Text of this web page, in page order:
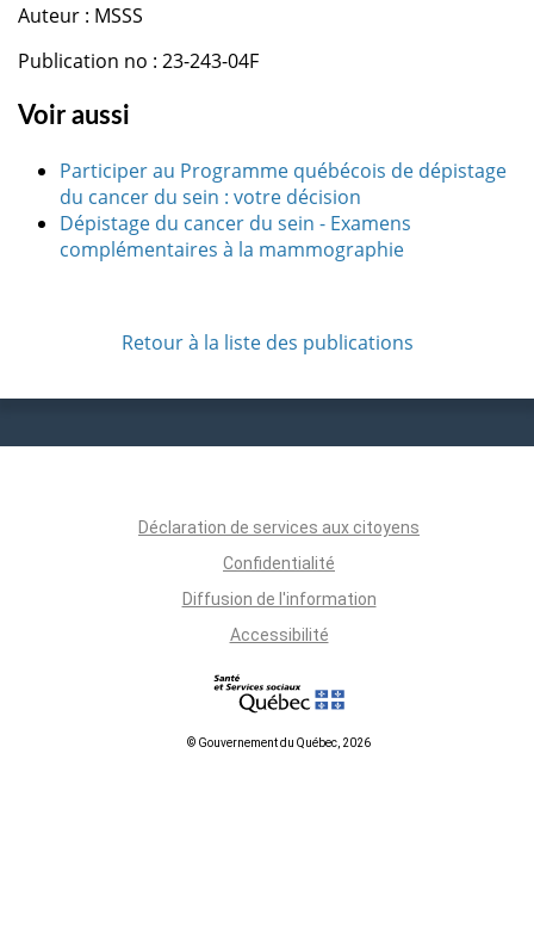
Auteur : MSSS
Publication no : 23-243-04F
Voir aussi
Participer au Programme québécois de dépistage
du cancer du sein : votre décision
Dépistage du cancer du sein - Examens
complémentaires à la mammographie
Retour à la liste des publications
Déclaration de services aux citoyens
Confidentialité
Diffusion de l'information
Accessibilité
© Gouvernement du Québec, 2026